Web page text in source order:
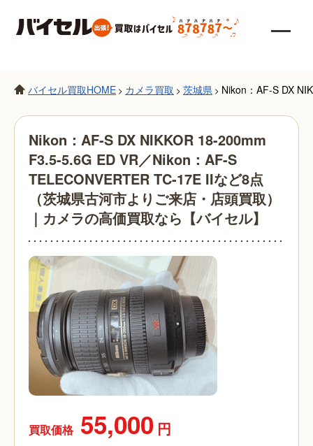
バイセル買取HOME > カメラ買取 > 茨城県 > Nikon：AF-S DX
Nikon：AF-S DX NIKKOR 18-200mm
F3.5-5.6G ED VR／Nikon：AF-S
TELECONVERTER TC-17E IIなど8点
（茨城県古河市よりご来店・店頭買取）
｜カメラの高価買取なら【バイセル】
買取価格 55,000 円